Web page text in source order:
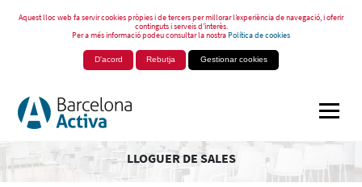
Aquest lloc web fa servir cookies pròpies i de tercers per millorar l’experiència de navegació, i oferir
continguts i serveis d’interès.
Per a més informació podeu consultar la nostraPolítica de cookies
D'acord Rebutja Gestionar cookies
LLOGUER DE SALES